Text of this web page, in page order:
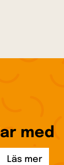
med
Läs mer